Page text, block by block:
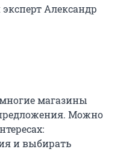
Александр
магазины
Можно
и выбирать